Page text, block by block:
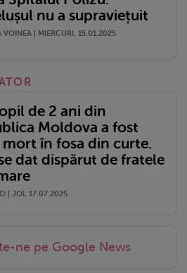
nu a supraviețuit
VOINEA | MIERCURI, 15.01.2025
de 2 ani din
Moldova a fost
mort în fosa din curte.
dat dispărut de fratele
| JOI, 17.07.2025
ne pe Google News